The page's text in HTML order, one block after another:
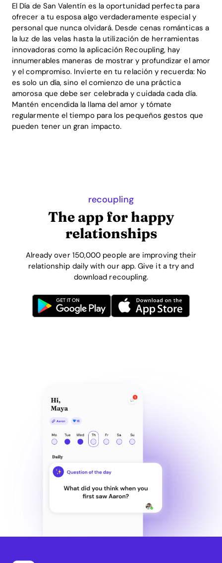
El Día de San Valentín es la oportunidad perfecta para
ofrecer a tu esposa algo verdaderamente especial y
personal que nunca olvidará. Desde cenas románticas a
la luz de las velas hasta la utilización de herramientas
innovadoras como la aplicación Recoupling, hay
innumerables maneras de mostrar y profundizar el amor
y el compromiso. Invierte en tu relación y recuerda: No
es solo un día, sino el comienzo de una práctica
amorosa que debe ser celebrada y cuidada cada día.
Mantén encendida la llama del amor y tómate
regularmente el tiempo para los pequeños gestos que
pueden tener un gran impacto.
recoupling
The app for happy
relationships
Already over 150,000 people are improving their
relationship daily with our app. Give it a try and
download recoupling.